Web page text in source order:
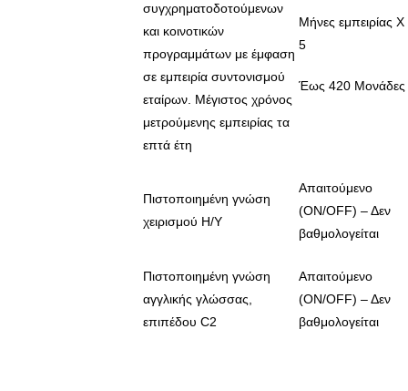
συγχρηματοδοτούμενων
και κοινοτικών
προγραμμάτων με έμφαση
σε εμπειρία συντονισμού
εταίρων. Μέγιστος χρόνος
μετρούμενης εμπειρίας τα
επτά έτη
Μήνες εμπειρίας Χ
5
Έως 420 Μονάδες
Πιστοποιημένη γνώση
χειρισμού Η/Υ
Απαιτούμενο
(ON/OFF) – Δεν
βαθμολογείται
Πιστοποιημένη γνώση
αγγλικής γλώσσας,
επιπέδου C2
Απαιτούμενο
(ON/OFF) – Δεν
βαθμολογείται